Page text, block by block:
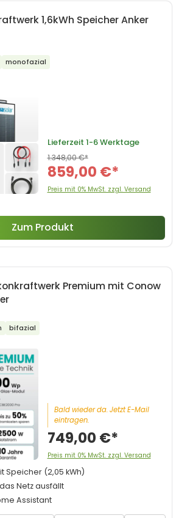
1,6kWh Speicher Anker
monofazial
Lieferzeit 1-6 Werktage
859,00 €*
1.348,00 €*
Preis mit 0% MwSt. zzgl. Versand
Zum Produkt
Premium mit Conow
bifazial
Bald wieder da. Jetzt E-Mail
eintragen.
749,00 €*
Preis mit 0% MwSt. zzgl. Versand
Speicher (2,05 kWh)
Netz ausfällt
Assistant